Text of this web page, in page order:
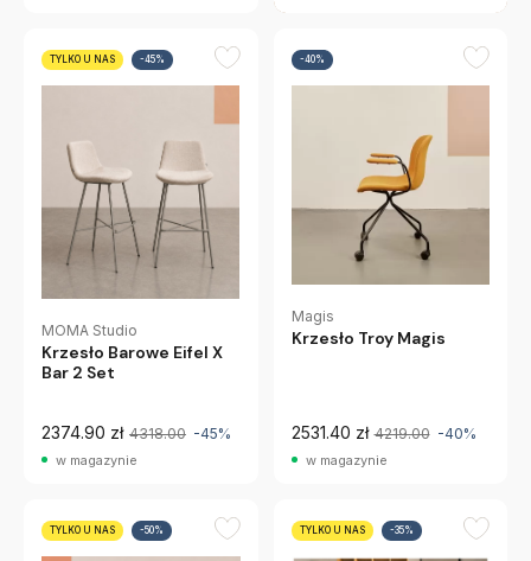
TYLKO U NAS -45%
MOMA Studio
Krzesło Barowe Eifel X
Bar 2 Set
2374.90 zł 4318.00 -45%
w magazynie
-40%
Magis
Krzesło Troy Magis
2531.40 zł 4219.00 -40%
w magazynie
TYLKO U NAS -50% TYLKO U NAS -35%